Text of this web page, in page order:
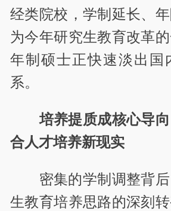
经类院校，学制延长、
为今年研究生教育改革
年制硕士正快速淡出国
系。
培养提质成核心导
合人才培养新现实
密集的学制调整背
生教育培养思路的深刻